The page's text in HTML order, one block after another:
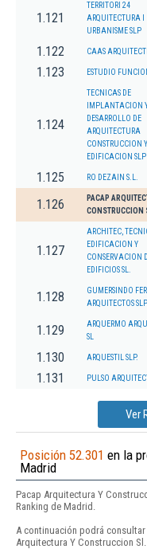
1.121
TERRITORI 24
ARQUITECTURA I
URBANISME SLP
1.122 CAAS
1.123 ESTUDIO
1.124
TECNICAS DE
IMPLANTACION
DESARROLLO DE
ARQUITECTURA
CONSTRUCCION Y
EDIFICACION SLP
1.125 RO DEZAIN S.L.
1.126
PACAP
CONSTRUCCION
1.127
ARCHITEC,
EDIFICACION Y
CONSERVACION
EDIFICIOS SL.
1.128
GUMERSINDO
ARQUITECTOS SLP
1.129
ARQUERMO
SL
1.130 ARQUESTIL SLP.
1.131 PULSO
Ver
Posición 52.301 en la
Madrid
Pacap Arquitectura Y
Ranking de Madrid.
A continuación podrá
Arquitectura Y Construccion